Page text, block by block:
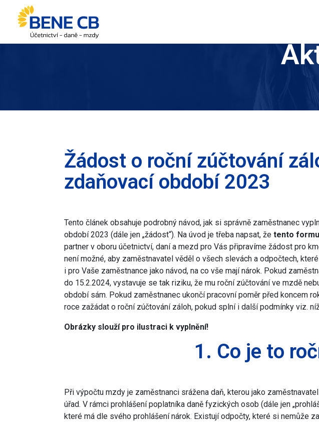
Žádost o roční zúčtování
zdaňovací období 2023
Tento článek obsahuje podrobný návod, jak si správně zaměstnanec
období 2023 (dále jen „žádost“). Na úvod je třeba napsat, že tento
partner v oboru účetnictví, daní a mezd pro Vás připravíme žádost pro
není možné, aby zaměstnavatel věděl o všech slevách a odpočtech,
i pro Vaše zaměstnance jako návod, na co vše mají nárok. Pokud
do 15.2.2024, vystavuje se tak riziku, že mu roční zúčtování ve mzdě
období sám. Pokud zaměstnanec ukončí pracovní poměr před koncem
roce zažádat o roční zúčtování záloh, pokud splní i další podmínky viz.
Obrázky slouží pro ilustraci k vyplnění!
1. Co je to
Při výpočtu mzdy je zaměstnanci srážena daň, kterou jako
úřad. V rámci prohlášení poplatníka daně fyzických osob (dále jen
které má dle svého prohlášení nárok. Existují odpočty, které si nemůže